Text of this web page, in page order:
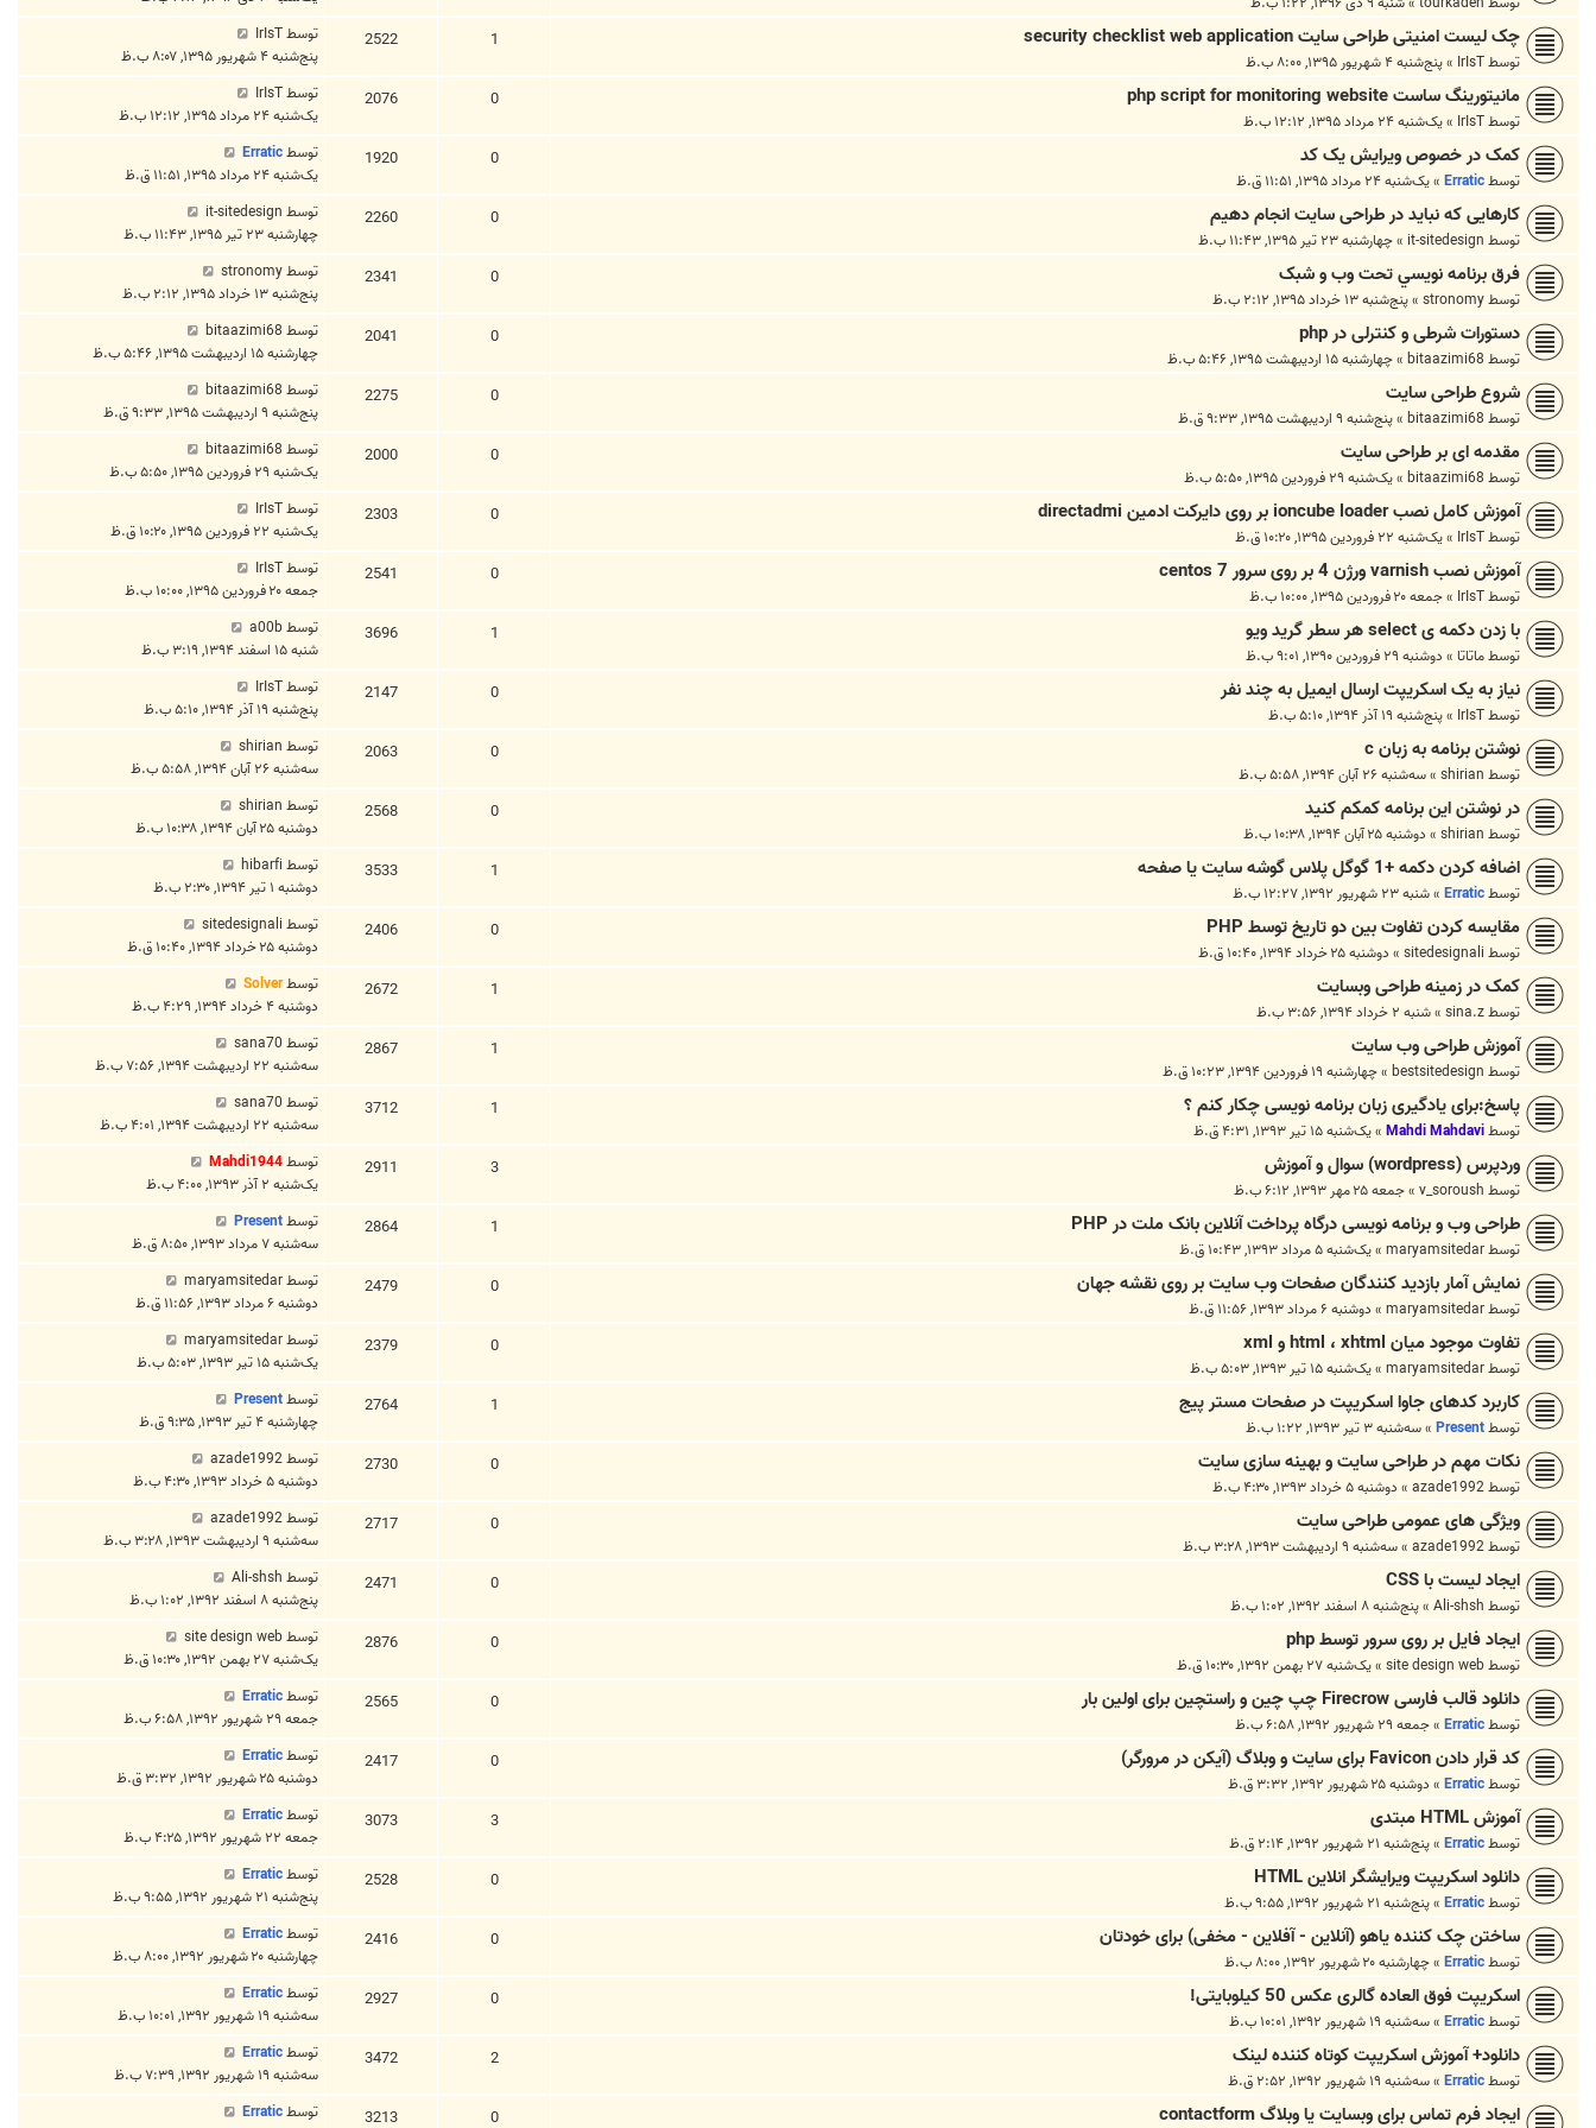
چک لیست امنیتی طراحی سایت security checklist web application
توسطIrIsT
»پنج‌شنبه ۴ شهریور ۱۳۹۵, ۸:۰۰ ب.ظ
1
2522 توسطIrIsT
پنج‌شنبه ۴ شهریور ۱۳۹۵, ۸:۰۷ ب.ظ
مانیتورینگ ساست php script for monitoring website
توسطIrIsT
»یک‌شنبه ۲۴ مرداد ۱۳۹۵, ۱۲:۱۲ ب.ظ
0
2076 توسطIrIsT
یک‌شنبه ۲۴ مرداد ۱۳۹۵, ۱۲:۱۲ ب.ظ
کمک در خصوص ویرایش یک کد
توسطErratic
»یک‌شنبه ۲۴ مرداد ۱۳۹۵, ۱۱:۵۱ ق.ظ
0
1920 توسطErratic
یک‌شنبه ۲۴ مرداد ۱۳۹۵, ۱۱:۵۱ ق.ظ
کارهایی که نباید در طراحی سایت انجام دهیم
توسط it-sitedesign
»چهارشنبه ۲۳ تیر ۱۳۹۵, ۱۱:۴۳ ب.ظ
0
2260 توسط it-sitedesign
چهارشنبه ۲۳ تیر ۱۳۹۵, ۱۱:۴۳ ب.ظ
فرق برنامه نويسي تحت وب و شبک
توسطstronomy
»پنج‌شنبه ۱۳ خرداد ۱۳۹۵, ۲:۱۲ ب.ظ
0
2341 توسطstronomy
پنج‌شنبه ۱۳ خرداد ۱۳۹۵, ۲:۱۲ ب.ظ
دستورات شرطی و کنترلی در php
توسط bitaazimi68
»چهارشنبه ۱۵ اردیبهشت ۱۳۹۵, ۵:۴۶ ب.ظ
0
2041 توسط bitaazimi68
چهارشنبه ۱۵ اردیبهشت ۱۳۹۵, ۵:۴۶ ب.ظ
شروع طراحی سایت
توسط bitaazimi68
»پنج‌شنبه ۹ اردیبهشت ۱۳۹۵, ۹:۳۳ ق.ظ
0
2275 توسط bitaazimi68
پنج‌شنبه ۹ اردیبهشت ۱۳۹۵, ۹:۳۳ ق.ظ
مقدمه ای بر طراحی سایت
توسط bitaazimi68
»یک‌شنبه ۲۹ فروردین ۱۳۹۵, ۵:۵۰ ب.ظ
0
2000 توسط bitaazimi68
یک‌شنبه ۲۹ فروردین ۱۳۹۵, ۵:۵۰ ب.ظ
آموزش کامل نصب ioncube loader بر روی دایرکت ادمین directadmi
توسطIrIsT
»یک‌شنبه ۲۲ فروردین ۱۳۹۵, ۱۰:۲۰ ق.ظ
0
2303 توسطIrIsT
یک‌شنبه ۲۲ فروردین ۱۳۹۵, ۱۰:۲۰ ق.ظ
آموزش نصب varnish ورژن 4 بر روی سرور centos 7
توسطIrIsT
»جمعه ۲۰ فروردین ۱۳۹۵, ۱۰:۰۰ ب.ظ
0
2541 توسطIrIsT
جمعه ۲۰ فروردین ۱۳۹۵, ۱۰:۰۰ ب.ظ
با زدن دکمه ی select هر سطر گرید ویو
توسطماتاتا » دوشنبه ۲۹ فروردین ۱۳۹۰, ۹:۰۱ ب.ظ
1
3696 توسطa00b
شنبه ۱۵ اسفند ۱۳۹۴, ۳:۱۹ ب.ظ
نیاز به یک اسکریپت ارسال ایمیل به چند نفر
توسطIrIsT
»پنج‌شنبه ۱۹ آذر ۱۳۹۴, ۵:۱۰ ب.ظ
0
2147 توسطIrIsT
پنج‌شنبه ۱۹ آذر ۱۳۹۴, ۵:۱۰ ب.ظ
نوشتن برنامه به زبان c
توسط shirian
»سه‌شنبه ۲۶ آبان ۱۳۹۴, ۵:۵۸ ب.ظ
0
2063 توسط shirian
سه‌شنبه ۲۶ آبان ۱۳۹۴, ۵:۵۸ ب.ظ
در نوشتن این برنامه کمکم کنید
توسط shirian
» دوشنبه ۲۵ آبان ۱۳۹۴, ۱۰:۳۸ ب.ظ
0
2568 توسط shirian
دوشنبه ۲۵ آبان ۱۳۹۴, ۱۰:۳۸ ب.ظ
اضافه کردن دکمه +1 گوگل پلاس گوشه سایت یا صفحه
توسطErratic
»شنبه ۲۳ شهریور ۱۳۹۲, ۱۲:۲۷ ب.ظ
1
3533 توسط hibarfi
دوشنبه ۱ تیر ۱۳۹۴, ۲:۳۰ ب.ظ
مقایسه کردن تفاوت بین دو تاریخ توسط PHP
توسط sitedesignali
» دوشنبه ۲۵ خرداد ۱۳۹۴, ۱۰:۴۰ ق.ظ
0
2406 توسط sitedesignali
دوشنبه ۲۵ خرداد ۱۳۹۴, ۱۰:۴۰ ق.ظ
کمک در زمینه طراحی وبسایت
توسطsina.z
»شنبه ۲ خرداد ۱۳۹۴, ۳:۵۶ ب.ظ
1
2672 توسطSolver
دوشنبه ۴ خرداد ۱۳۹۴, ۴:۲۹ ب.ظ
آموزش طراحی وب سایت
توسط bestsitedesign
»چهارشنبه ۱۹ فروردین ۱۳۹۴, ۱۰:۲۳ ق.ظ
1
2867 توسط sana70
سه‌شنبه ۲۲ اردیبهشت ۱۳۹۴, ۷:۵۶ ب.ظ
پاسخ:برای یادگیری زبان برنامه نویسی چکار کنم ؟
توسطMahdi Mahdavi
»یک‌شنبه ۱۵ تیر ۱۳۹۳, ۴:۳۱ ق.ظ
1
3712 توسط sana70
سه‌شنبه ۲۲ اردیبهشت ۱۳۹۴, ۴:۰۱ ب.ظ
وردپرس (wordpress) سوال و آموزش
توسط v_soroush
»جمعه ۲۵ مهر ۱۳۹۳, ۶:۱۲ ب.ظ
3
2911 توسطMahdi1944
یک‌شنبه ۲ آذر ۱۳۹۳, ۴:۰۰ ب.ظ
طراحی وب و برنامه نویسی درگاه پرداخت آنلاین بانک ملت در PHP
توسطmaryamsitedar
»یک‌شنبه ۵ مرداد ۱۳۹۳, ۱۰:۴۳ ق.ظ
1
2864 توسطPresent
سه‌شنبه ۷ مرداد ۱۳۹۳, ۸:۵۰ ق.ظ
نمایش آمار بازدید کنندگان صفحات وب سایت بر روی نقشه جهان
توسطmaryamsitedar
» دوشنبه ۶ مرداد ۱۳۹۳, ۱۱:۵۶ ق.ظ
0
2479 توسطmaryamsitedar
دوشنبه ۶ مرداد ۱۳۹۳, ۱۱:۵۶ ق.ظ
تفاوت موجود میان html ، xhtml و xml
توسطmaryamsitedar
»یک‌شنبه ۱۵ تیر ۱۳۹۳, ۵:۰۳ ب.ظ
0
2379 توسطmaryamsitedar
یک‌شنبه ۱۵ تیر ۱۳۹۳, ۵:۰۳ ب.ظ
کاربرد کدهای جاوا اسکریپت در صفحات مستر پیج
توسطPresent
»سه‌شنبه ۳ تیر ۱۳۹۳, ۱:۲۲ ب.ظ
1
2764 توسطPresent
چهارشنبه ۴ تیر ۱۳۹۳, ۹:۳۵ ق.ظ
نکات مهم در طراحی سایت و بهینه سازی سایت
توسطazade1992
» دوشنبه ۵ خرداد ۱۳۹۳, ۴:۳۰ ب.ظ
0
2730 توسطazade1992
دوشنبه ۵ خرداد ۱۳۹۳, ۴:۳۰ ب.ظ
ویژگی های عمومی طراحی سایت
توسطazade1992
»سه‌شنبه ۹ اردیبهشت ۱۳۹۳, ۳:۲۸ ب.ظ
0
2717 توسطazade1992
سه‌شنبه ۹ اردیبهشت ۱۳۹۳, ۳:۲۸ ب.ظ
ایجاد لیست با CSS
توسط Ali-shsh
»پنج‌شنبه ۸ اسفند ۱۳۹۲, ۱:۰۲ ب.ظ
0
2471 توسط Ali-shsh
پنج‌شنبه ۸ اسفند ۱۳۹۲, ۱:۰۲ ب.ظ
ایجاد فایل بر روی سرور توسط php
توسطsite design web
»یک‌شنبه ۲۷ بهمن ۱۳۹۲, ۱۰:۳۰ ق.ظ
0
2876 توسطsite design web
یک‌شنبه ۲۷ بهمن ۱۳۹۲, ۱۰:۳۰ ق.ظ
دانلود قالب فارسی Firecrow چپ چین و راستچین برای اولین بار
توسطErratic
»جمعه ۲۹ شهریور ۱۳۹۲, ۶:۵۸ ب.ظ
0
2565 توسطErratic
جمعه ۲۹ شهریور ۱۳۹۲, ۶:۵۸ ب.ظ
کد قرار دادن Favicon برای سایت و وبلاگ (آیکن در مرورگر)
توسطErratic
» دوشنبه ۲۵ شهریور ۱۳۹۲, ۳:۳۲ ق.ظ
0
2417 توسطErratic
دوشنبه ۲۵ شهریور ۱۳۹۲, ۳:۳۲ ق.ظ
آموزش HTML مبتدی
توسطErratic
»پنج‌شنبه ۲۱ شهریور ۱۳۹۲, ۲:۱۴ ق.ظ
3
3073 توسطErratic
جمعه ۲۲ شهریور ۱۳۹۲, ۴:۲۵ ب.ظ
دانلود اسکریپت ویرایشگر انلاین HTML
توسطErratic
»پنج‌شنبه ۲۱ شهریور ۱۳۹۲, ۹:۵۵ ب.ظ
0
2528 توسطErratic
پنج‌شنبه ۲۱ شهریور ۱۳۹۲, ۹:۵۵ ب.ظ
ساختن چک کننده یاهو (آنلاین - آفلاین - مخفی) برای خودتان
توسطErratic
»چهارشنبه ۲۰ شهریور ۱۳۹۲, ۸:۰۰ ب.ظ
0
2416 توسطErratic
چهارشنبه ۲۰ شهریور ۱۳۹۲, ۸:۰۰ ب.ظ
اسکریپت فوق العاده گالری عکس 50 کیلوبایتی!
توسطErratic
»سه‌شنبه ۱۹ شهریور ۱۳۹۲, ۱۰:۰۱ ب.ظ
0
2927 توسطErratic
سه‌شنبه ۱۹ شهریور ۱۳۹۲, ۱۰:۰۱ ب.ظ
دانلود+ آموزش اسکریپت کوتاه کننده لینک
توسطErratic
»سه‌شنبه ۱۹ شهریور ۱۳۹۲, ۲:۵۲ ق.ظ
2
3472 توسطErratic
سه‌شنبه ۱۹ شهریور ۱۳۹۲, ۷:۳۹ ب.ظ
ایجاد فرم تماس برای وبسایت یا وبلاگ contactform 0
3213 توسطErratic